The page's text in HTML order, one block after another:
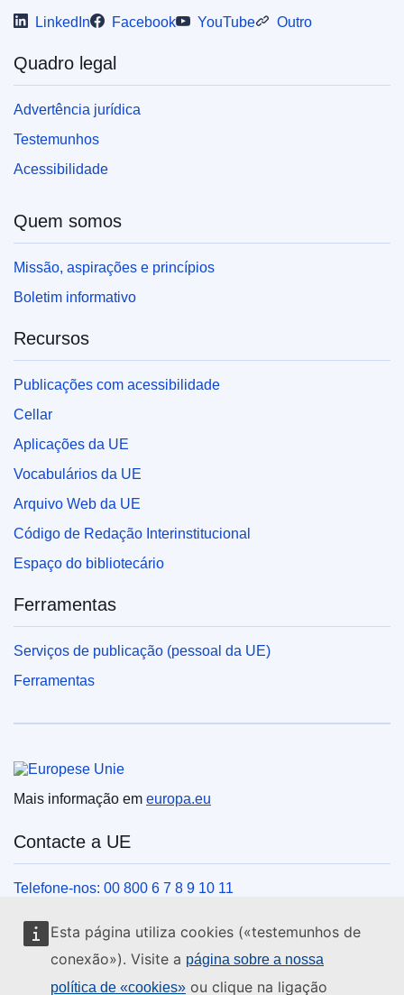
Esta página utiliza cookies («testemunhos de
conexão»). Visite a página sobre a nossa
política de «cookies» ou clique na ligação
LinkedIn Facebook YouTube Outro
Quadro legal
Advertência jurídica
Testemunhos
Acessibilidade
Quem somos
Missão, aspirações e princípios
Boletim informativo
Recursos
Publicações com acessibilidade
Cellar
Aplicações da UE
Vocabulários da UE
Arquivo Web da UE
Código de Redação Interinstitucional
Espaço do bibliotecário
Ferramentas
Serviços de publicação (pessoal da UE)
Ferramentas
União Europeia
Mais informação em europa.eu
Contacte a UE
Telefone-nos: 00 800 6 7 8 9 10 11
Veja outros contactos telefónicos
Chegue a nós pelo nosso formulário
Venha ter connosco a um centro da UE